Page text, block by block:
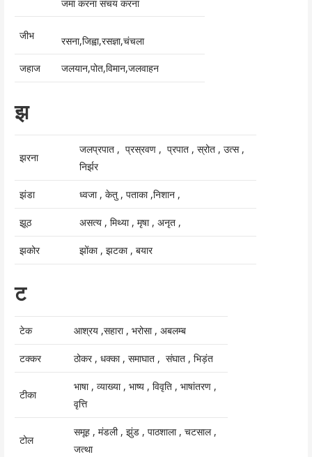
जमा करना संचय करना
जीभ रसना,जिह्वा,रसज्ञा,चंचला
जहाज जलयान,पोत,विमान,जलवाहन
झ
झरना
जलप्रपात , प्रस्रवण , प्रपात , स्रोत , उत्स ,
निर्झर
झंडा ध्वजा , केतु , पताका ,निशान ,
झूठ असत्य , मिथ्या , मृषा , अनृत ,
झकोर झोंका , झटका , बयार
ट
टेक आश्रय ,सहारा , भरोसा , अबलम्ब
टक्कर ठोकर , धक्का , समाघात , संघात , भिड़ंत
टीका
भाषा , व्याख्या , भाष्य , विवृति , भाषांतरण ,
वृत्ति
टोल
समूह , मंडली , झुंड , पाठशाला , चटसाल ,
जत्था